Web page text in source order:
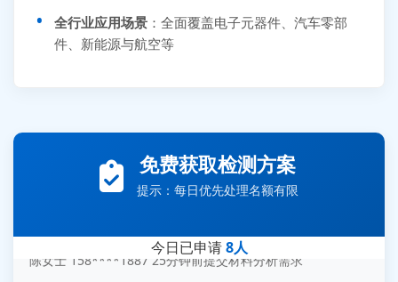
全行业应用场景 ：全面覆盖电子元器件、汽车零部
件、新能源与航空等
免费获取检测方案
提示：每日优先处理名额有限
今日已申请8人
李女士 159****5393 3分钟前提交可靠性测试需求
王经理 186****9012 7分钟前提交并网/涉网试验需求
赵总 135****7688 12分钟前提交芯片失效分析需求
陈女士 158****1887 25分钟前提交材料分析需求